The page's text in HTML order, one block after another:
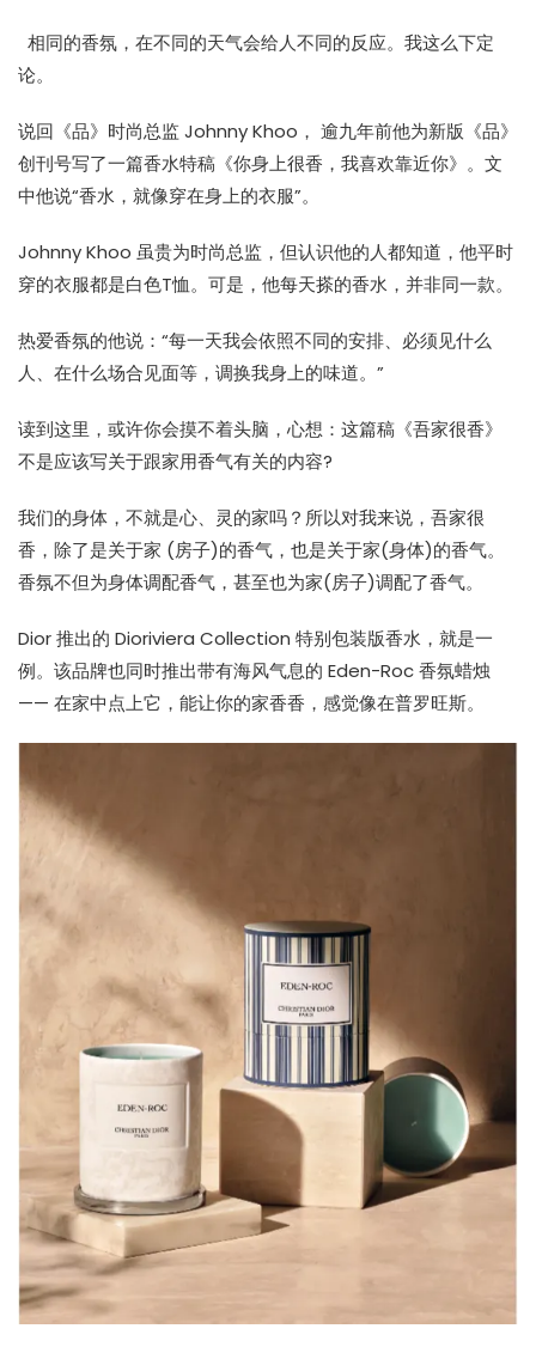
相同的香氛，在不同的天气会给人不同的反应。我这么下定
论。
说回《品》时尚总监 Johnny Khoo， 逾九年前他为新版《品》
创刊号写了一篇香水特稿《你身上很香，我喜欢靠近你》。文
中他说“香水，就像穿在身上的衣服”。
Johnny Khoo 虽贵为时尚总监，但认识他的人都知道，他平时
穿的衣服都是白色T恤。可是，他每天搽的香水，并非同一款。
热爱香氛的他说：“每一天我会依照不同的安排、必须见什么
人、在什么场合见面等，调换我身上的味道。”
读到这里，或许你会摸不着头脑，心想：这篇稿《吾家很香》
不是应该写关于跟家用香气有关的内容?
我们的身体，不就是心、灵的家吗？所以对我来说，吾家很
香，除了是关于家 (房子)的香气，也是关于家(身体)的香气。
香氛不但为身体调配香气，甚至也为家(房子)调配了香气。
Dior 推出的 Dioriviera Collection 特别包装版香水，就是一
例。该品牌也同时推出带有海风气息的 Eden-Roc 香氛蜡烛
—— 在家中点上它，能让你的家香香，感觉像在普罗旺斯。